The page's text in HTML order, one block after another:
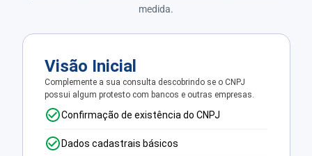
medida.
Visão Inicial
Complemente a sua consulta descobrindo se o CNPJ
possui algum protesto com bancos e outras empresas.
Confirmação de existência do CNPJ
Dados cadastrais básicos